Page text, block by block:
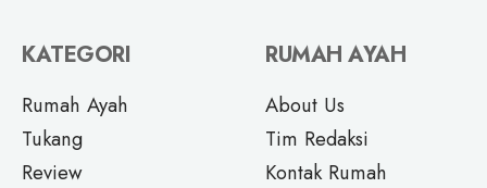
KATEGORI
Rumah Ayah
Tukang
Review
RUMAH AYAH
About Us
Tim Redaksi
Kontak Rumah